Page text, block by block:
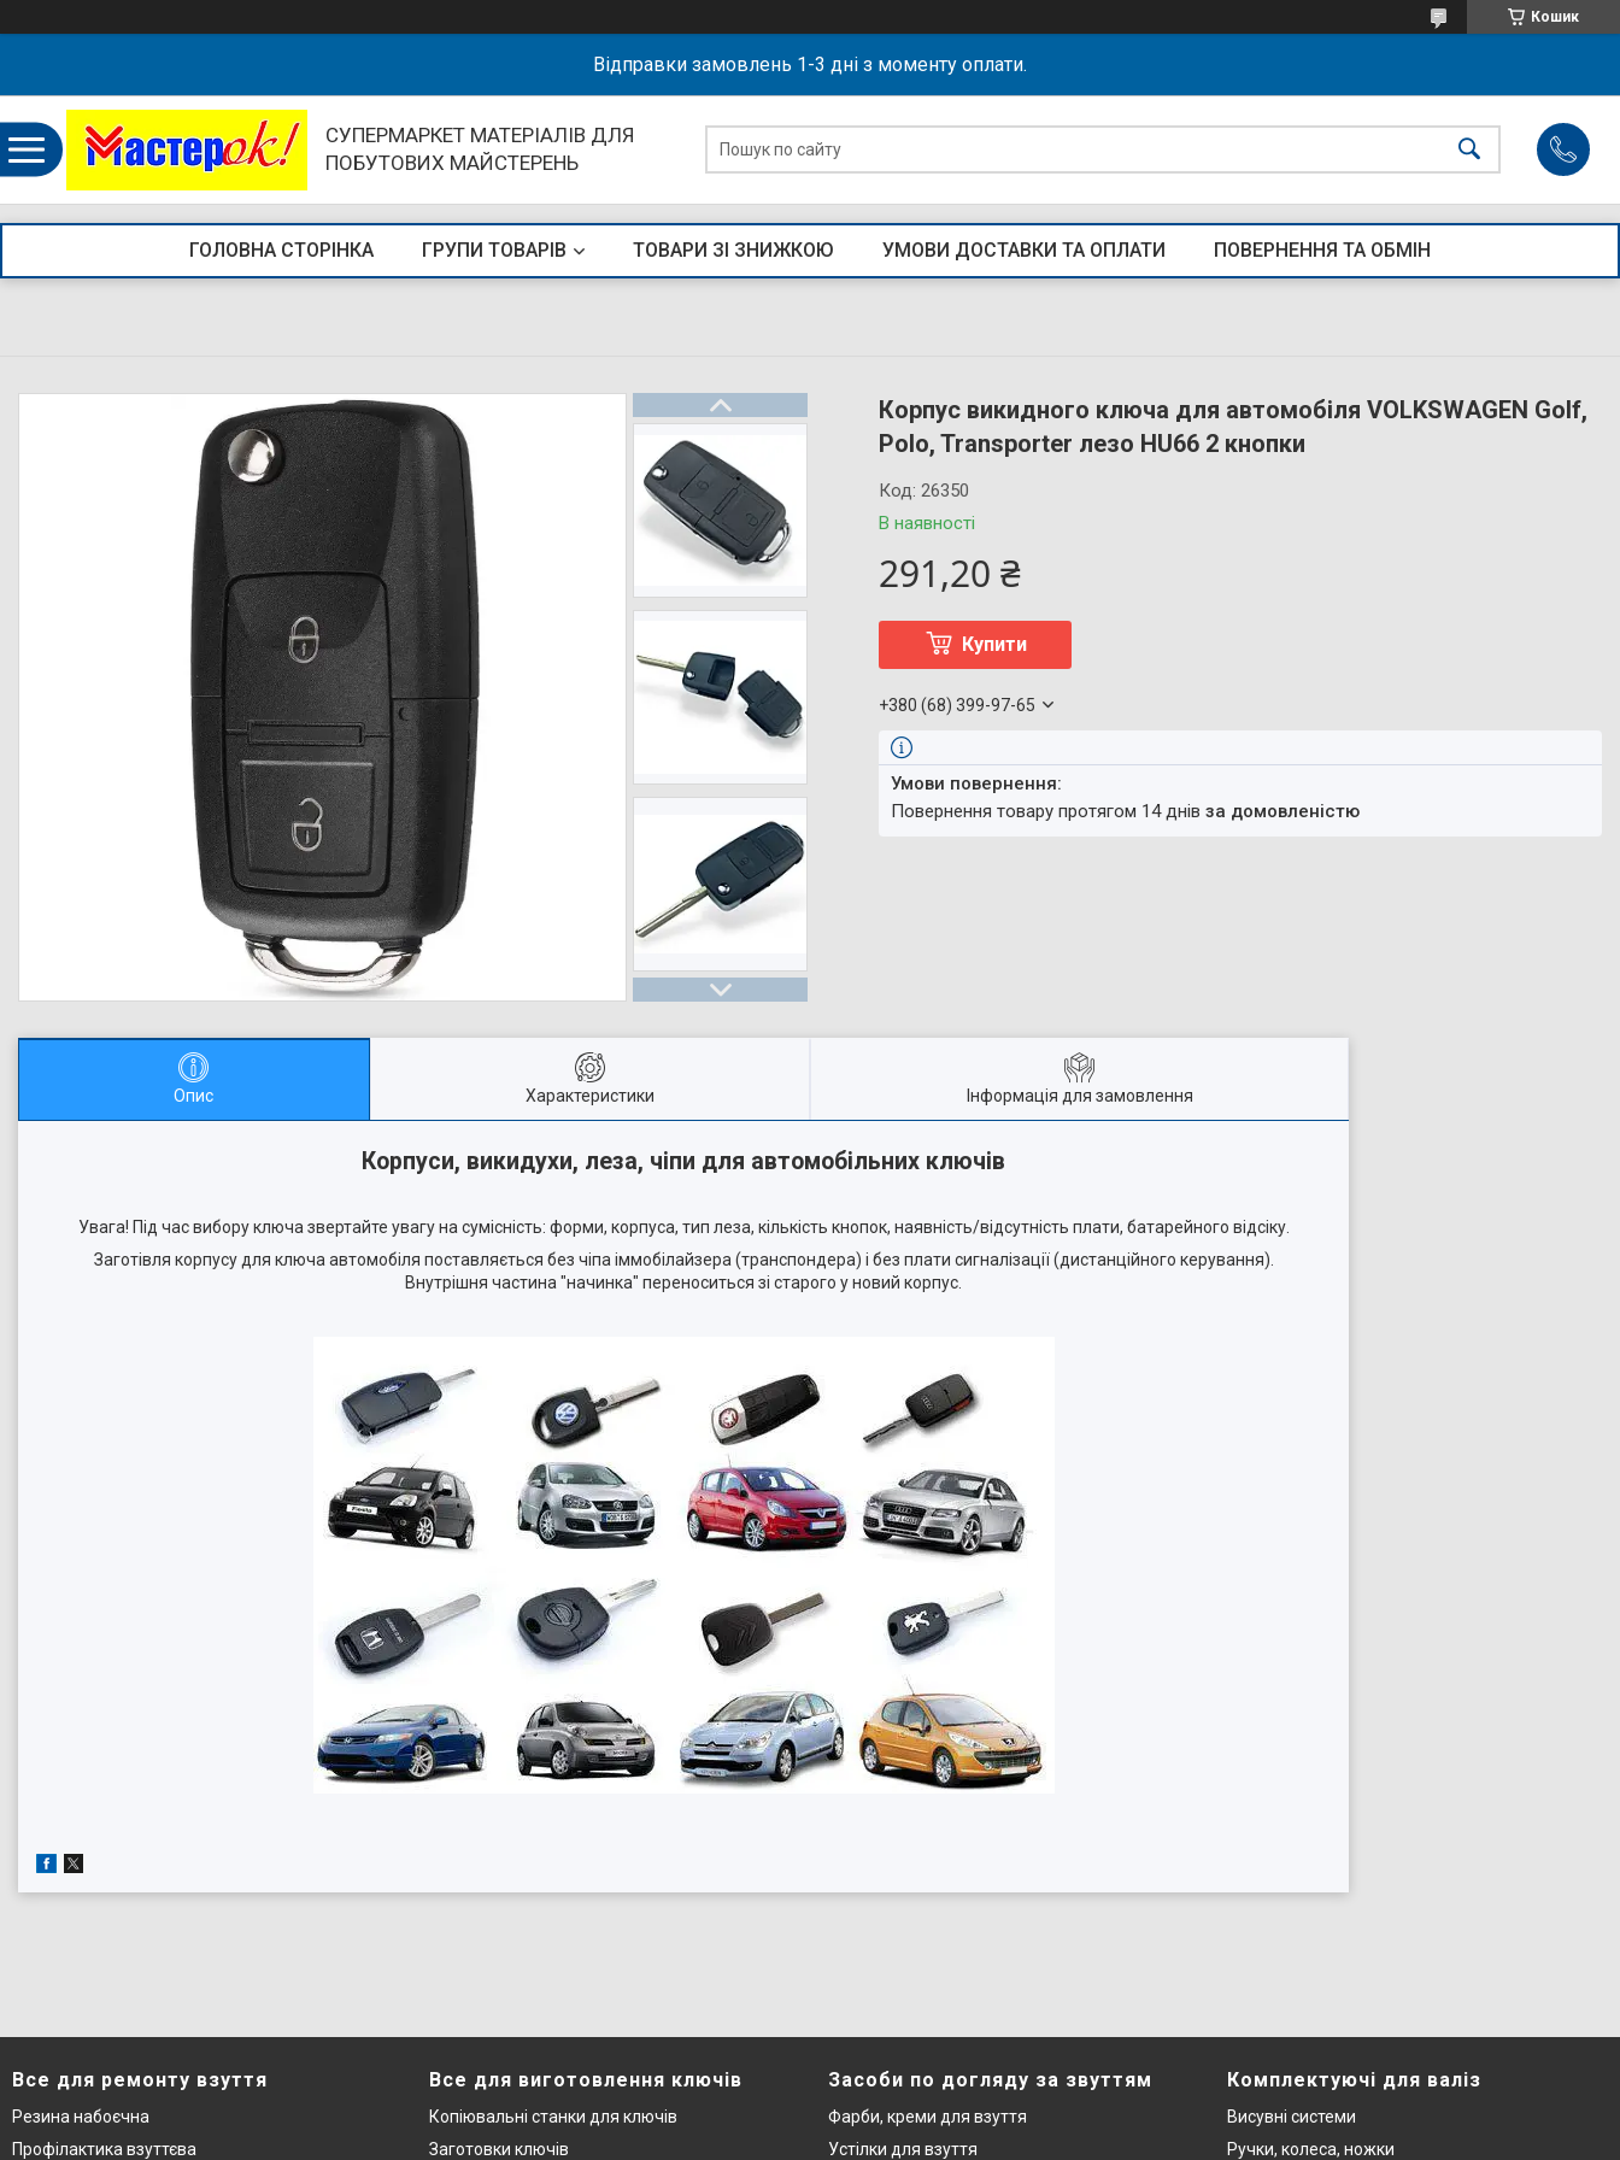
Кошик
Відправки замовлень 1-3 дні з моменту оплати.
СУПЕРМАРКЕТ МАТЕРІАЛІВ ДЛЯ
ПОБУТОВИХ МАЙСТЕРЕНЬ
ГОЛОВНА СТОРІНКА ГРУПИ ТОВАРІВ ТОВАРИ ЗІ ЗНИЖКОЮ УМОВИ ДОСТАВКИ ТА ОПЛАТИ ПОВЕРНЕННЯ ТА ОБМІН
Корпус викидного ключа для автомобіля VOLKSWAGEN Golf,
Polo, Transporter лезо HU66 2 кнопки
В наявності
Код:26350
291,20 ₴
Купити
+380 (68) 399-97-65
повернення товару протягом 14 днівза домовленістю
Опис Характеристики Інформація для замовлення
Корпуси, викидухи, леза, чіпи для автомобільних ключів
Увага! Під час вибору ключа звертайте увагу на сумісність: форми, корпуса, тип леза, кількість кнопок, наявність/відсутність плати, батарейного відсіку.
Заготівля корпусу для ключа автомобіля поставляється без чіпа іммобілайзера (транспондера) і без плати сигналізації (дистанційного керування).
Внутрішня частина "начинка" переноситься зі старого у новий корпус.
Все для ремонту взуття
Резина набоєчна
Профілактика взуттєва
Все для виготовлення ключів
Копіювальні станки для ключів
Заготовки ключів
Засоби по догляду за звуттям
Фарби, креми для взуття
Устілки для взуття
Комплектуючі для валіз
Висувні системи
Ручки, колеса, ножки